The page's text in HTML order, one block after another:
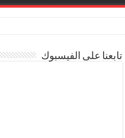
تابعنا على الفيسبوك